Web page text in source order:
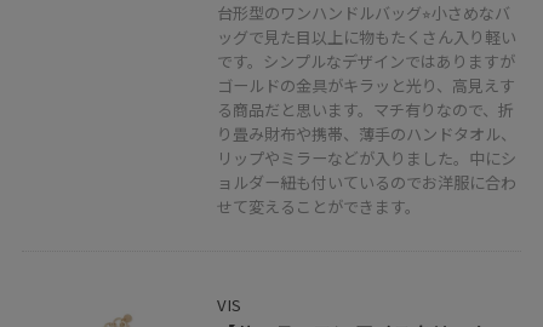
台形型のワンハンドルバッグ⭐︎小さめなバ
ッグで見た目以上に物もたくさん入り軽い
です。シンプルなデザインではありますが
ゴールドの金具がキラッと光り、高見えす
る商品だと思います。マチ有りなので、折
り畳み財布や携帯、薄手のハンドタオル、
リップやミラーなどが入りました。中にシ
ョルダー紐も付いているのでお洋服に合わ
せて変えることができます。
VIS